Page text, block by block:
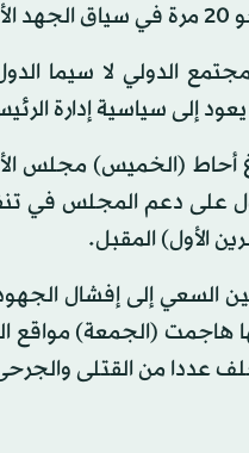
الدولي لا سيما
إلى سياسية إدارة
أحاط (الخميس) مجلس
دعم المجلس في تنفيذ
الأول) المقبل.
إلى إفشال الجهود
هاجمت (الجمعة)
عددا من القتلى